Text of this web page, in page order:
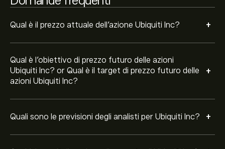
Qual è il prezzo attuale dell'azione Ubiquiti Inc? +
Qual è l'obiettivo di prezzo futuro delle azioni
Ubiquiti Inc? or Qual è il target di prezzo futuro delle
azioni Ubiquiti Inc?
+
Quali sono le previsioni degli analisti per Ubiquiti Inc? +